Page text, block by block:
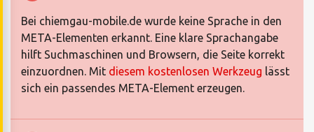
Bei chiemgau-mobile.de wurde keine Sprache in den
META-Elementen erkannt. Eine klare Sprachangabe
hilft Suchmaschinen und Browsern, die Seite korrekt
einzuordnen. Mit diesem kostenlosen Werkzeug lässt
sich ein passendes META-Element erzeugen.